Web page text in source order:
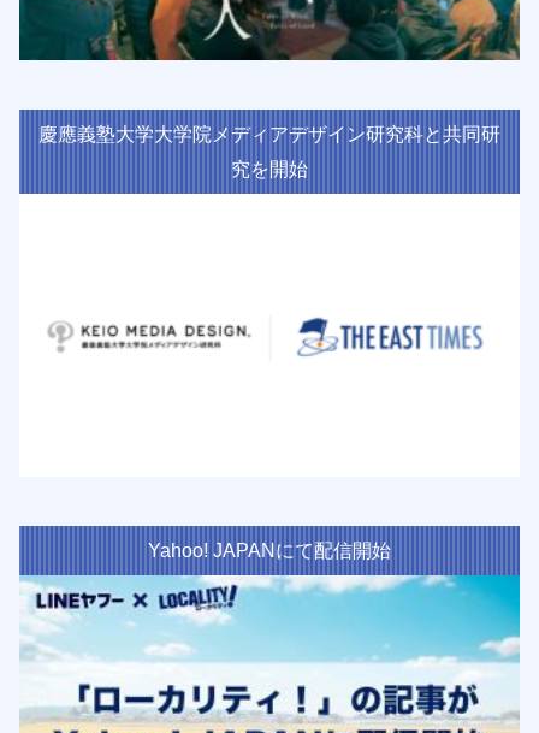
慶應義塾大学大学院メディアデザイン研究科と共同研
究を開始
Yahoo! JAPANにて配信開始